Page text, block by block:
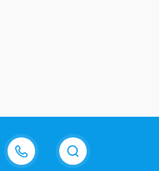
15815550998